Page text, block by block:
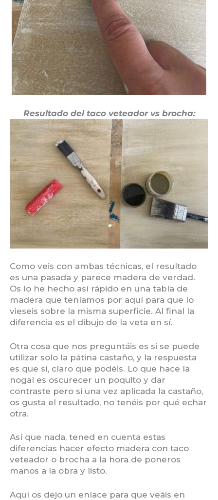
Resultado del taco veteador vs brocha:
Como veis con ambas técnicas, el resultado
es una pasada y parece madera de verdad.
Os lo he hecho así rápido en una tabla de
madera que teníamos por aquí para que lo
vieseis sobre la misma superficie. Al final la
diferencia es el dibujo de la veta en sí.
Otra cosa que nos preguntáis es si se puede
utilizar solo la pátina castaño, y la respuesta
es que sí, claro que podéis. Lo que hace la
nogal es oscurecer un poquito y dar
contraste pero si una vez aplicada la castaño,
os gusta el resultado, no tenéis por qué echar
otra.
Así que nada, tened en cuenta estas
diferencias hacer efecto madera con taco
veteador o brocha a la hora de poneros
manos a la obra y listo.
Aquí os dejo un enlace para que veáis en